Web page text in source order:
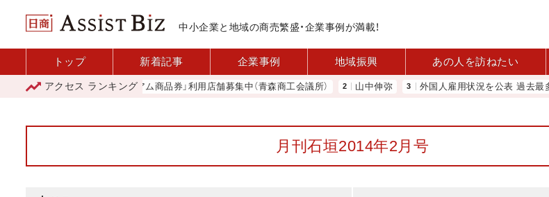
中小企業と地域の商売繁盛・企業事例が満載！
トップ 新着記事 企業事例 地域振興 あの人を訪ねたい
アクセス ランキング
「青森市プレミアム商品券」利用店舗募集中（青森商工会議所） 山中伸弥 外国人雇用状況を公表 過去最多、257
月刊石垣2014年2月号